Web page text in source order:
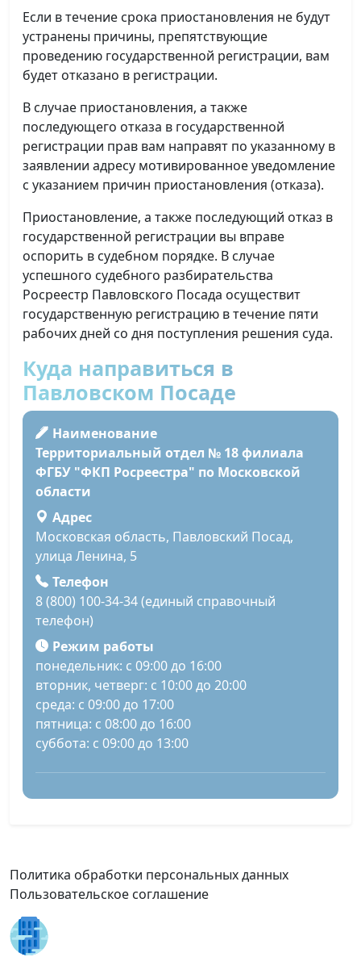
Если в течение срока приостановления не будут
устранены причины, препятствующие
проведению государственной регистрации, вам
будет отказано в регистрации.
В случае приостановления, а также
последующего отказа в государственной
регистрации прав вам направят по указанному в
заявлении адресу мотивированное уведомление
с указанием причин приостановления (отказа).
Приостановление, а также последующий отказ в
государственной регистрации вы вправе
оспорить в судебном порядке. В случае
успешного судебного разбирательства
Росреестр Павловского Посада осуществит
государственную регистрацию в течение пяти
рабочих дней со дня поступления решения суда.
Куда направиться в
Павловском Посаде
Наименование
Территориальный отдел № 18 филиала
ФГБУ "ФКП Росреестра" по Московской
области
Адрес
Московская область, Павловский Посад,
улица Ленина, 5
Телефон
8 (800) 100-34-34 (единый справочный
телефон)
Режим работы
понедельник: с 09:00 до 16:00
вторник, четверг: с 10:00 до 20:00
среда: с 09:00 до 17:00
пятница: с 08:00 до 16:00
суббота: с 09:00 до 13:00
Политика обработки персональных данных
Пользовательское соглашение